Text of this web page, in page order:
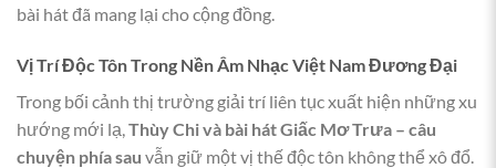
bài hát đã mang lại cho cộng đồng.
Vị Trí Độc Tôn Trong Nền Âm Nhạc Việt Nam Đương Đại
Trong bối cảnh thị trường giải trí liên tục xuất hiện những xu
hướng mới lạ,Thùy Chi và bài hát Giấc Mơ Trưa – câu
chuyện phía sau vẫn giữ một vị thế độc tôn không thể xô đổ.